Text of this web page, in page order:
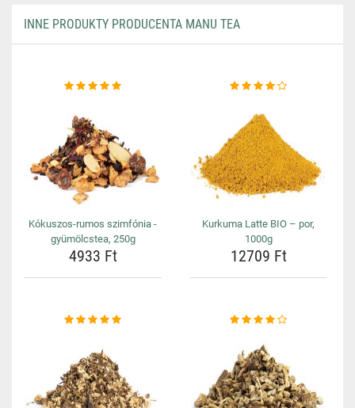
INNE PRODUKTY PRODUCENTA MANU TEA
Kókuszos-rumos szimfónia -
gyümölcstea, 250g
4933 Ft
Kurkuma Latte BIO – por,
1000g
12709 Ft